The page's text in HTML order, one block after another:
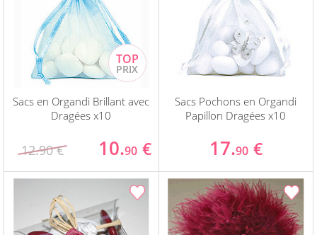
Sacs en Organdi Brillant avec
Dragées x10
12.90 € 10.90 €
Sacs Pochons en Organdi
Papillon Dragées x10
17.90 €